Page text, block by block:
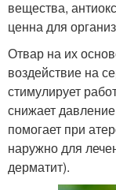
вещества,
ценна для
Отвар на их
воздействие на
стимулирует
снижает
помогает при
наружно для
дерматит).